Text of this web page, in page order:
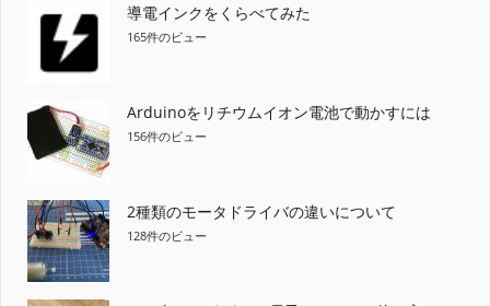
導電インクをくらべてみた
165件のビュー
Arduinoをリチウムイオン電池で動かすには
156件のビュー
2種類のモータドライバの違いについて
128件のビュー